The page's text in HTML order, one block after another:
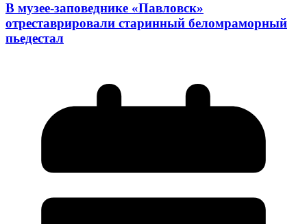
В музее-заповеднике «Павловск»
отреставрировали старинный беломраморный
пьедестал